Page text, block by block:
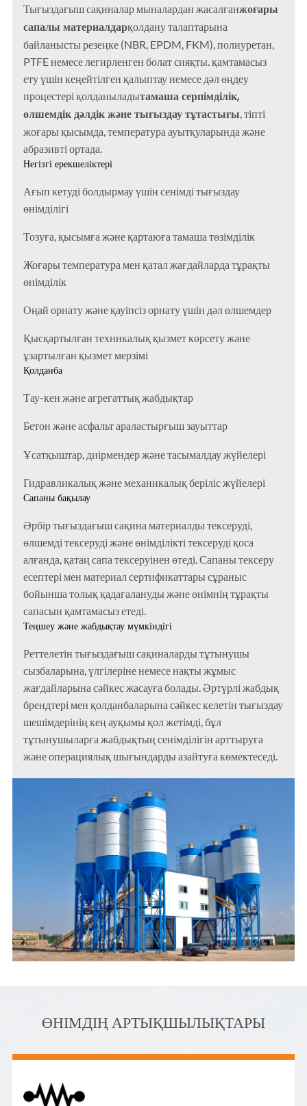
Тығыздағыш сақиналар мыналардан жасалғанжоғары
сапалы материалдарқолдану талаптарына
байланысты резеңке (NBR, EPDM, FKM), полиуретан,
PTFE немесе легирленген болат сияқты. қамтамасыз
ету үшін кеңейтілген қалыптау немесе дәл өңдеу
процестері қолданыладытамаша серпімділік,
өлшемдік дәлдік және тығыздау тұтастығы , тіпті
жоғары қысымда, температура ауытқуларында және
абразивті ортада.
Негізгі ерекшеліктері
Ағып кетуді болдырмау үшін сенімді тығыздау
өнімділігі
Тозуға, қысымға және қартаюға тамаша төзімділік
Жоғары температура мен қатал жағдайларда тұрақты
өнімділік
Оңай орнату және қауіпсіз орнату үшін дәл өлшемдер
Қысқартылған техникалық қызмет көрсету және
ұзартылған қызмет мерзімі
Қолданба
Тау-кен және агрегаттық жабдықтар
Бетон және асфальт араластырғыш зауыттар
Ұсатқыштар, диірмендер және тасымалдау жүйелері
Гидравликалық және механикалық беріліс жүйелері
Сапаны бақылау
Әрбір тығыздағыш сақина материалды тексеруді,
өлшемді тексеруді және өнімділікті тексеруді қоса
алғанда, қатаң сапа тексеруінен өтеді. Сапаны тексеру
есептері мен материал сертификаттары сұраныс
бойынша толық қадағалануды және өнімнің тұрақты
сапасын қамтамасыз етеді.
Теңшеу және жабдықтау мүмкіндігі
Реттелетін тығыздағыш сақиналарды тұтынушы
сызбаларына, үлгілеріне немесе нақты жұмыс
жағдайларына сәйкес жасауға болады. Әртүрлі жабдық
брендтері мен қолданбаларына сәйкес келетін тығыздау
шешімдерінің кең ауқымы қол жетімді, бұл
тұтынушыларға жабдықтың сенімділігін арттыруға
және операциялық шығындарды азайтуға көмектеседі.
ӨНІМДІҢ АРТЫҚШЫЛЫҚТАРЫ